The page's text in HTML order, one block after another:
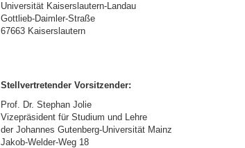
Universität Kaiserslautern-Landau
Gottlieb-Daimler-Straße
67663 Kaiserslautern
Stellvertretender Vorsitzender:
Prof. Dr. Stephan Jolie
Vizepräsident für Studium und Lehre
der Johannes Gutenberg-Universität Mainz
Jakob-Welder-Weg 18